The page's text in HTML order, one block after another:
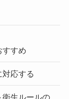
すすめ
応する
衛生ルールの